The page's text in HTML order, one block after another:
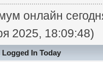
онлайн
2025, 18:09:48)
Logged In Today